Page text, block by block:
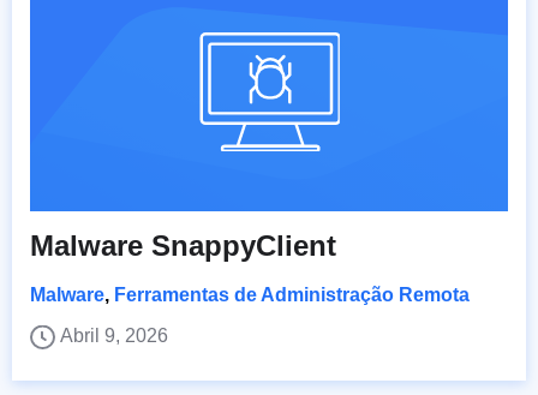
Malware SnappyClient
Malware, Ferramentas de Administração Remota
Abril 9, 2026